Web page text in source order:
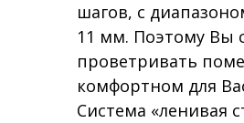
шагов, с
11 мм. Поэтому Вы
проветривать
комфортном для
Система «ленивая